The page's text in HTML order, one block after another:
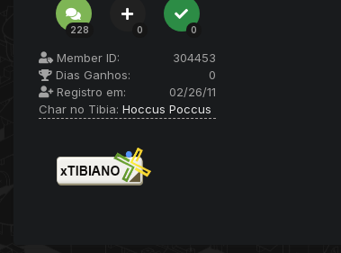
228 0 0
Member ID:
304453
Dias Ganhos:
0
Registro em:
02/26/11
Char no Tibia: Hoccus Poccus